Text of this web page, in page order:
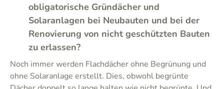
obligatorische Gründächer und
Solaranlagen bei Neubauten und bei der
Renovierung von nicht geschützten Bauten
zu erlassen?
Noch immer werden Flachdächer ohne Begrünung und
ohne Solaranlage erstellt. Dies, obwohl begrünte